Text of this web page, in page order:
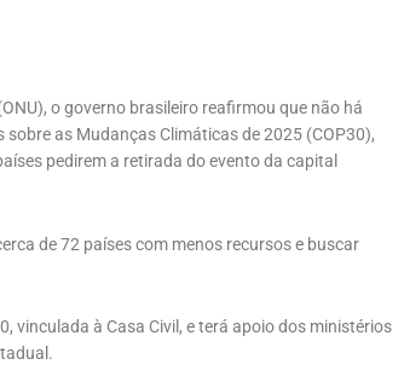
o governo brasileiro reafirmou que não há
as Mudanças Climáticas de 2025 (COP30),
pedirem a retirada do evento da capital
de 72 países com menos recursos e buscar
vinculada à Casa Civil, e terá apoio dos ministérios